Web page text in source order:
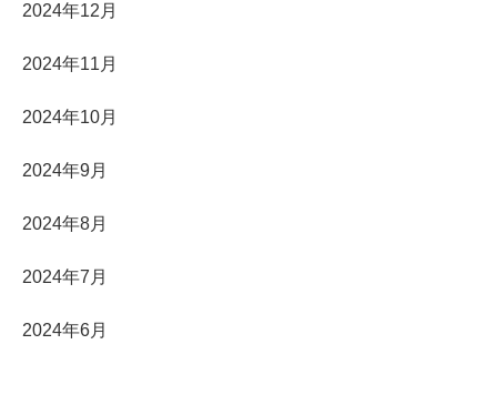
2024年12月
2024年11月
2024年10月
2024年9月
2024年8月
2024年7月
2024年6月